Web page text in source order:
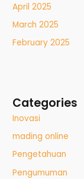
April 2025
March 2025
February 2025
Categories
Inovasi
mading online
Pengetahuan
Pengumuman